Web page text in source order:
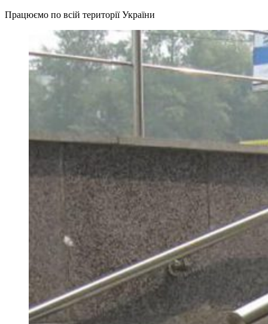
Працюємо по всій території України